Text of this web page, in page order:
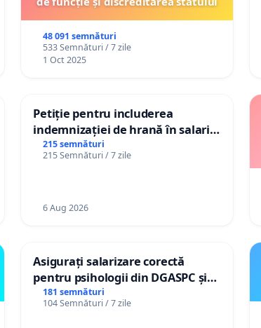
48 091 semnături
533 Semnături / 7 zile
1 Oct 2025
Petiție pentru includerea
indemnizației de hrană în salariul
de bază și protejarea gradațiilor
de vechime pentru asistenții
215 semnături
215 Semnături / 7 zile
6 Aug 2026
Asigurați salarizare corectă
pentru psihologii din DGASPC și
spitale
181 semnături
104 Semnături / 7 zile